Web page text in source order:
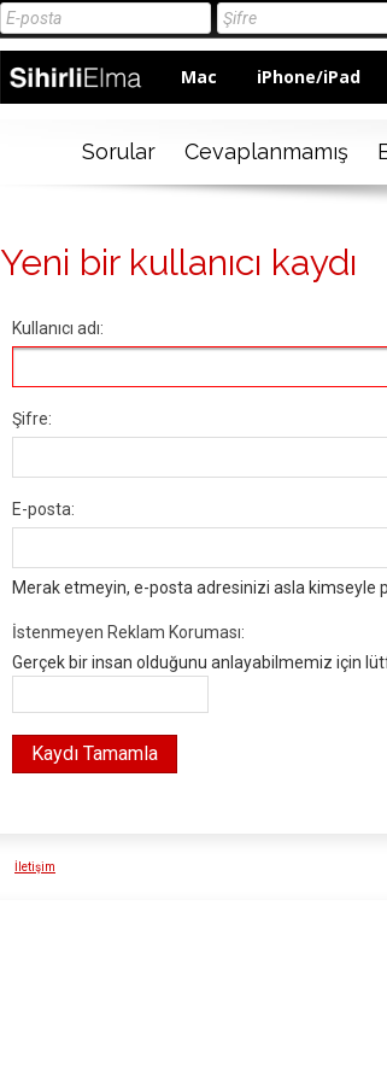
Mac iPhone/iPad
Sorular Cevaplanmamış
Yeni bir kullanıcı kaydı
Kullanıcı adı:
Şifre:
E-posta:
Merak etmeyin, e-posta adresinizi asla kimseyle
İstenmeyen Reklam Koruması:
Gerçek bir insan olduğunu anlayabilmemiz için
İletişim